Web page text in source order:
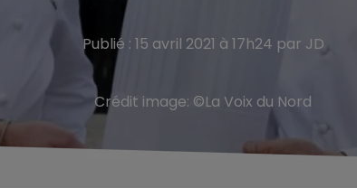
Publié : 15 avril 2021 à 17h24 par JD
Crédit image: ©La Voix du Nord